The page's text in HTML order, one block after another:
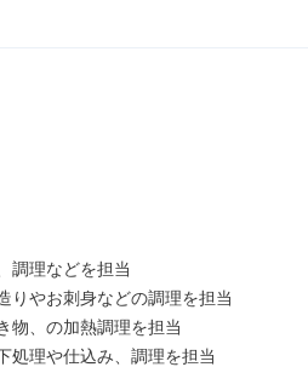
調理などを担当
りやお刺身などの調理を担当
物、の加熱調理を担当
処理や仕込み、調理を担当